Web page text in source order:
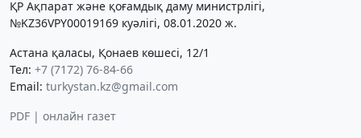
ҚР Ақпарат және қоғамдық даму министрлігі,
№KZ36VPY00019169 куәлігі, 08.01.2020 ж.
Астана қаласы, Қонаев көшесі, 12/1
Тел: +7 (7172) 76-84-66
Email: turkystan.kz@gmail.com
PDF | онлайн газет